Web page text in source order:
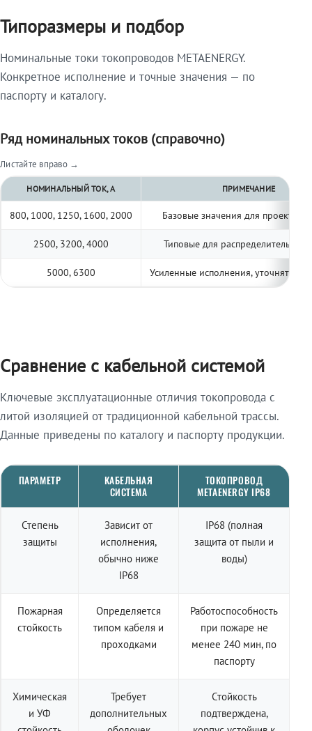
Типоразмеры и подбор
Номинальные токи токопроводов METAENERGY.
Конкретное исполнение и точные значения — по
паспорту и каталогу.
Ряд номинальных токов (справочно)
Листайте вправо →
НОМИНАЛЬНЫЙ ТОК, А ПРИМЕЧАНИЕ
800, 1000, 1250, 1600, 2000 Базовые значения для
2500, 3200, 4000 Типовые для распределительных
5000, 6300 Усиленные исполнения, уточнять по
Сравнение с кабельной системой
Ключевые эксплуатационные отличия токопровода с
литой изоляцией от традиционной кабельной трассы.
Данные приведены по каталогу и паспорту продукции.
ПАРАМЕТР
КАБЕЛЬНАЯ
СИСТЕМА
ТОКОПРОВОД
METAENERGY IP68
Степень
защиты
Зависит от
исполнения,
обычно ниже
IP68
IP68 (полная
защита от пыли и
воды)
Пожарная
стойкость
Определяется
типом кабеля и
проходками
Работоспособность
при пожаре не
менее 240 мин, по
паспорту
Химическая
и УФ
Требует
дополнительных
Стойкость
подтверждена,